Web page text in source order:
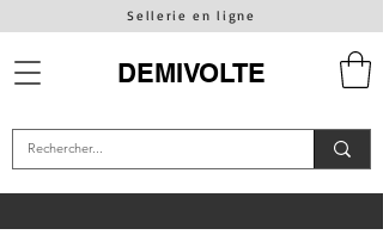
Sellerie en ligne
DEMIVOLTE